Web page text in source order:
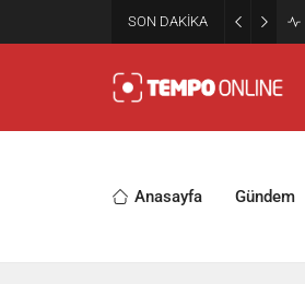
SON DAKİKA
Anasayfa Gündem